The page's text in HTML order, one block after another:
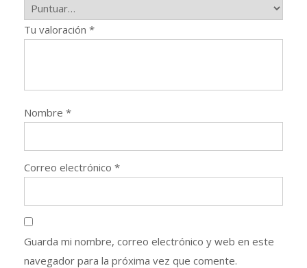
Tu valoración *
Nombre *
Correo electrónico *
Guarda mi nombre, correo electrónico y web en este
navegador para la próxima vez que comente.